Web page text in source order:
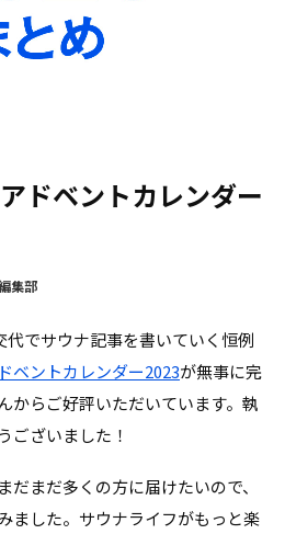
ドベントカレンダー
集部
代でサウナ記事を書いていく恒例
ベントカレンダー2023が無事に完
からご好評いただいています。執
ございました！
まだ多くの方に届けたいので、
ました。サウナライフがもっと楽